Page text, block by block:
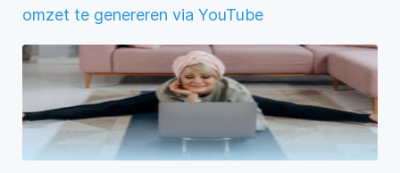
omzet te genereren via YouTube